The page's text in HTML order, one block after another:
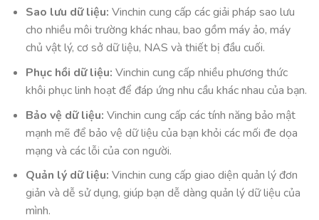
Sao lưu dữ liệu: Vinchin cung cấp các giải pháp sao lưu
cho nhiều môi trường khác nhau, bao gồm máy ảo, máy
chủ vật lý, cơ sở dữ liệu, NAS và thiết bị đầu cuối.
Phục hồi dữ liệu: Vinchin cung cấp nhiều phương thức
khôi phục linh hoạt để đáp ứng nhu cầu khác nhau của bạn.
Bảo vệ dữ liệu: Vinchin cung cấp các tính năng bảo mật
mạnh mẽ để bảo vệ dữ liệu của bạn khỏi các mối đe dọa
mạng và các lỗi của con người.
Quản lý dữ liệu: Vinchin cung cấp giao diện quản lý đơn
giản và dễ sử dụng, giúp bạn dễ dàng quản lý dữ liệu của
mình.